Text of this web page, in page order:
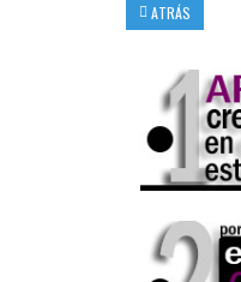
ATRÁS